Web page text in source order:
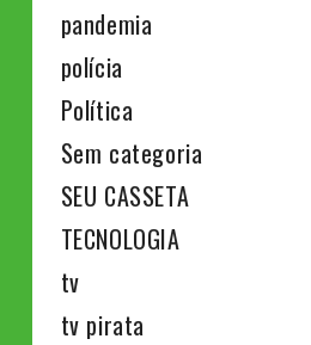
pandemia
polícia
Política
Sem categoria
SEU CASSETA
TECNOLOGIA
tv
tv pirata